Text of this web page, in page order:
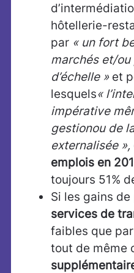
hôtellerie-
par « un fort
marchés et/
d’échelle » et
lesquels«
impérative
gestionou de
externalisée »,
emplois en
toujours 51%
Si les gains
services de
faibles que
tout de même